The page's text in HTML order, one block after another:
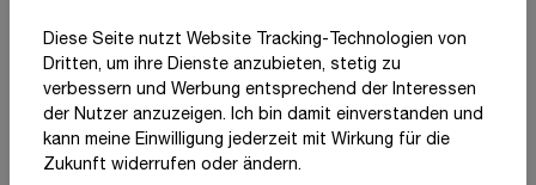
Diese Seite nutzt Website Tracking-Technologien von
Dritten, um ihre Dienste anzubieten, stetig zu
verbessern und Werbung entsprechend der Interessen
der Nutzer anzuzeigen. Ich bin damit einverstanden und
kann meine Einwilligung jederzeit mit Wirkung für die
Zukunft widerrufen oder ändern.